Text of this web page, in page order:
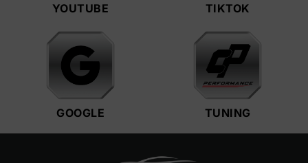
YOUTUBE TIKTOK
GOOGLE TUNING